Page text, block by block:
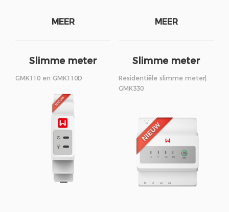
MEER MEER
Slimme meter
GMK110 en GMK110D
Slimme meter
Residentiële slimme meter|
GMK330